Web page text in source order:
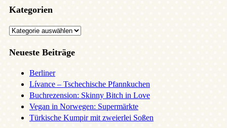
Kategorien
Kategorien
Neueste Beiträge
Berliner
Lívance – Tschechische Pfannkuchen
Buchrezension: Skinny Bitch in Love
Vegan in Norwegen: Supermärkte
Türkische Kumpir mit zweierlei Soßen